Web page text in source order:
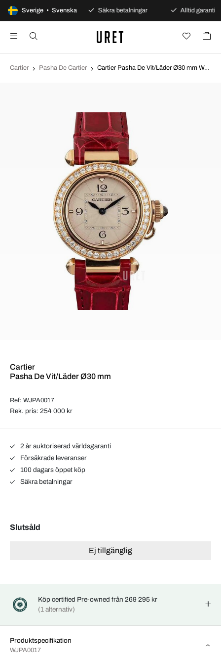
Sverige • Svenska
100 dagars öppet köp Säkra betalningar Alltid garanti
Cartier Pasha De Cartier Cartier Pasha De Vit/Läder Ø30 mm WJPA0017
Cartier
Pasha De Vit/Läder Ø30 mm
Ref: WJPA0017
Rek. pris: 254 000 kr
2 år auktoriserad världsgaranti
Försäkrade leveranser
100 dagars öppet köp
Säkra betalningar
Slutsåld
Ej tillgänglig
Köp certified Pre-owned från 269 295 kr
(1 alternativ)
Produktspecifikation
WJPA0017